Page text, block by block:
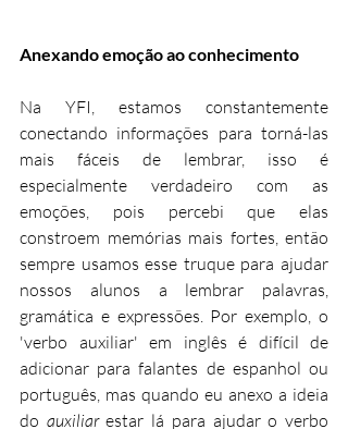
Anexando emoção ao conhecimento
Na YFI, estamos constantemente
conectando informações para torná-las
mais fáceis de lembrar, isso é
especialmente verdadeiro com as
emoções, pois percebi que elas
constroem memórias mais fortes, então
sempre usamos esse truque para ajudar
nossos alunos a lembrar palavras,
gramática e expressões. Por exemplo, o
'verbo auxiliar' em inglês é difícil de
adicionar para falantes de espanhol ou
português, mas quando eu anexo a ideia
do auxiliar estar lá para ajudar o verbo